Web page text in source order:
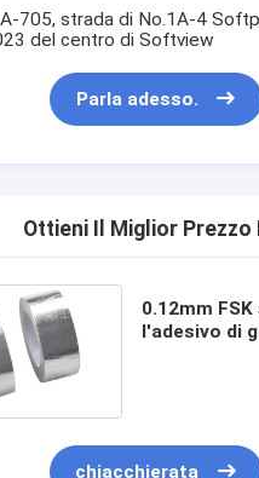
di qualità
dell'isolamento del panno di
adesivo del panno di vetro
adesivo del film del Polyimide
705, strada di No.1A-4
del centro di Softview
Parla adesso.
Ottieni Il Miglior Prezzo
0.12mm
l'adesivo di
chiacchierata